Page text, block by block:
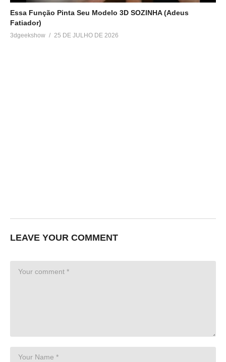
Essa Função Pinta Seu Modelo 3D SOZINHA (Adeus
Fatiador)
3dgeekshow 25 DE JULHO DE 2026
LEAVE YOUR COMMENT